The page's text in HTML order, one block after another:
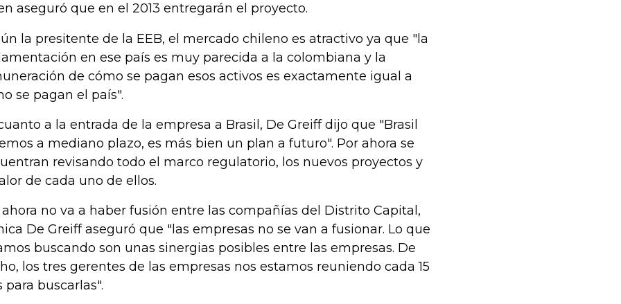
aseguró que en el 2013 entregarán el proyecto.
la presitente de la EEB, el mercado chileno es atractivo ya que "la
en ese país es muy parecida a la colombiana y la
de cómo se pagan esos activos es exactamente igual a
se pagan el país".
a la entrada de la empresa a Brasil, De Greiff dijo que "Brasil
a mediano plazo, es más bien un plan a futuro". Por ahora se
revisando todo el marco regulatorio, los nuevos proyectos y
de cada uno de ellos.
no va a haber fusión entre las compañías del Distrito Capital,
De Greiff aseguró que "las empresas no se van a fusionar. Lo que
buscando son unas sinergias posibles entre las empresas. De
los tres gerentes de las empresas nos estamos reuniendo cada 15
para buscarlas".